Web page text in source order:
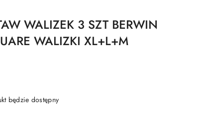
WALIZEK 3 SZT BERWIN
WALIZKI XL+L+M
będzie dostępny